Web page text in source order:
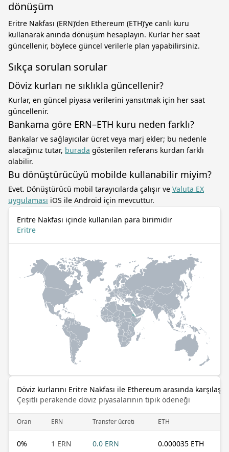
dönüşüm
Eritre Nakfası (ERN)’den Ethereum (ETH)’ye canlı kuru
kullanarak anında dönüşüm hesaplayın. Kurlar her saat
güncellenir, böylece güncel verilerle plan yapabilirsiniz.
Sıkça sorulan sorular
Döviz kurları ne sıklıkla güncellenir?
Kurlar, en güncel piyasa verilerini yansıtmak için her saat
güncellenir.
Bankama göre ERN–ETH kuru neden farklı?
Bankalar ve sağlayıcılar ücret veya marj ekler; bu nedenle
alacağınız tutar, burada gösterilen referans kurdan farklı
olabilir.
Bu dönüştürücüyü mobilde kullanabilir miyim?
Evet. Dönüştürücü mobil tarayıcılarda çalışır ve Valuta EX
uygulaması iOS ile Android için mevcuttur.
Eritre Nakfası içinde kullanılan para birimidir
Eritre
Döviz kurlarını Eritre Nakfası ile Ethereum arasında
Çeşitli perakende döviz piyasalarının tipik ödeneği
Oran ERN Transfer ücreti ETH
0% 1 ERN 0.0 ERN 0.000035 ETH